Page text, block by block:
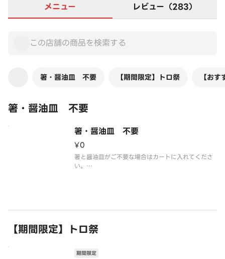
メニュー レビュー（283）
箸・醤油皿 不要 【期間限定】トロ祭 【お
箸・醤油皿 不要
箸・醤油皿 不要
¥0
箸と醤油皿がご不要な場合はカートに入れてくださ
い。
【期間限定】トロ祭
期間限定